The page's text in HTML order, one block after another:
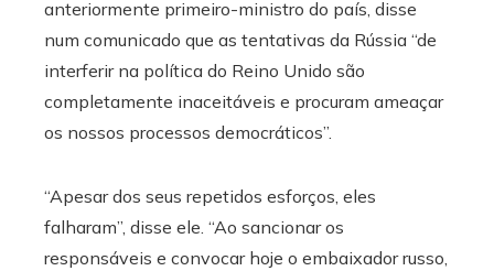
anteriormente primeiro-ministro do país, disse
num comunicado que as tentativas da Rússia “de
interferir na política do Reino Unido são
completamente inaceitáveis ​​e procuram ameaçar
os nossos processos democráticos”.
“Apesar dos seus repetidos esforços, eles
falharam”, disse ele. “Ao sancionar os
responsáveis ​​e convocar hoje o embaixador russo,